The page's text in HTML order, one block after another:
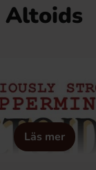
Altoids
Läs mer